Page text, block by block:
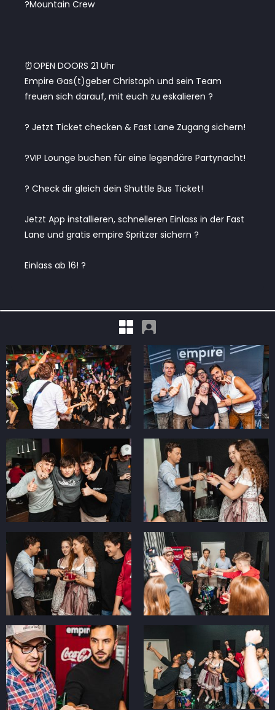
?Mountain Crew
⏰OPEN DOORS 21 Uhr
Empire Gas(t)geber Christoph und sein Team
freuen sich darauf, mit euch zu eskalieren ?
? Jetzt Ticket checken & Fast Lane Zugang sichern!
?VIP Lounge buchen für eine legendäre Partynacht!
? Check dir gleich dein Shuttle Bus Ticket!
Jetzt App installieren, schnelleren Einlass in der Fast
Lane und gratis empire Spritzer sichern ?
Einlass ab 16! ?